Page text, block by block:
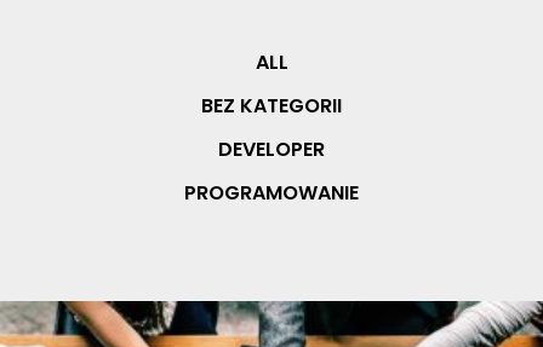
ALL
BEZ KATEGORII
DEVELOPER
PROGRAMOWANIE